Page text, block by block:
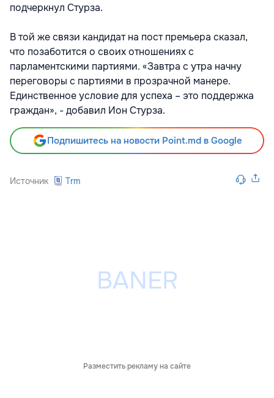
подчеркнул Стурза.
В той же связи кандидат на пост премьера сказал,
что позаботится о своих отношениях с
парламентскими партиями. «Завтра с утра начну
переговоры с партиями в прозрачной манере.
Единственное условие для успеха – это поддержка
граждан», - добавил Ион Стурза.
Подпишитесь на новости Point.md в Google
Источник Trm
Разместить рекламу на сайте